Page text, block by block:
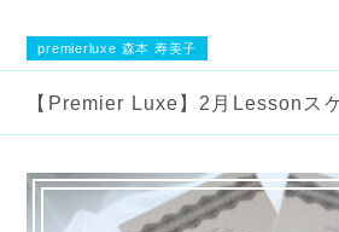
premierluxe 森本 寿美子
【Premier Luxe】2月Lessonス